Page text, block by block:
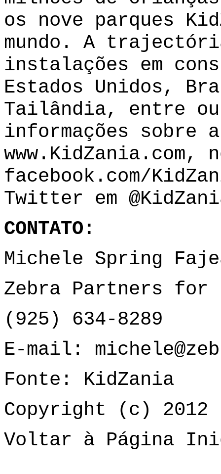
os nove parques
mundo. A
instalações em
Estados Unidos,
Tailândia, entre
informações
www.KidZania.com,
facebook.com/
Twitter em
CONTATO:
Michele Spring
Zebra Partners for
(925) 634-8289
E-mail:
Fonte: KidZania
Copyright (c) 2012
Voltar à Página